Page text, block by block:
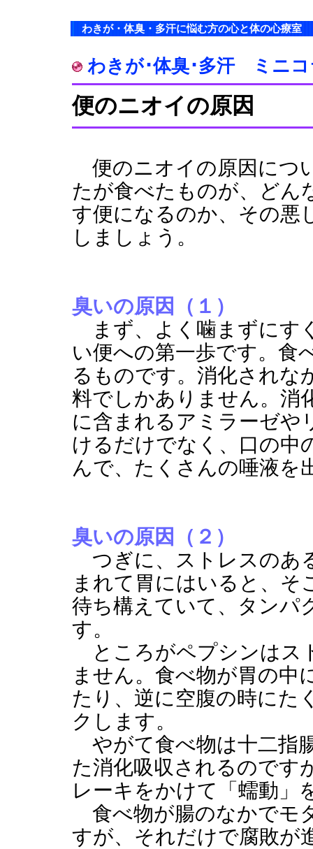
わきが・体臭・多汗に悩む方の心と体の心療室
わきが･体臭･多汗 ミニコ
便のニオイの原因
便のニオイの原因につ
たが食べたものが、どん
す便になるのか、その悪
しましょう。
臭いの原因（１）
まず、よく噛まずにす
い便への第一歩です。食
るものです。消化されな
料でしかありません。消
に含まれるアミラーゼや
けるだけでなく、口の中
んで、たくさんの唾液を
臭いの原因（２）
つぎに、ストレスのあ
まれて胃にはいると、そ
待ち構えていて、タンパ
す。
ところがペプシンはス
ません。食べ物が胃の中
たり、逆に空腹の時にた
クします。
やがて食べ物は十二指
た消化吸収されるのです
レーキをかけて「蠕動」
食べ物が腸のなかでモ
すが、それだけで腐敗が